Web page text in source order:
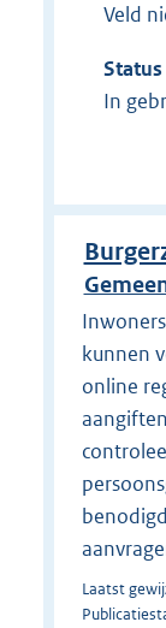
Veld
Status
In
kunnen
online
Laatst